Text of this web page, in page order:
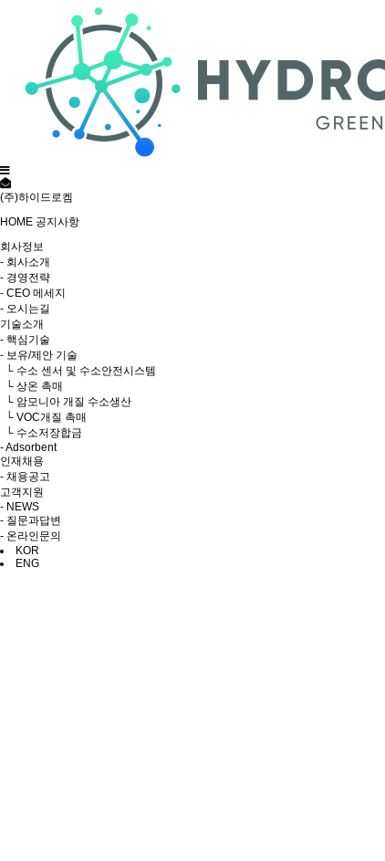
(주)하이드로켐
HOME 공지사항
회사정보
- 회사소개
- 경영전략
- CEO 메세지
- 오시는길
기술소개
- 핵심기술
- 보유/제안 기술
└ 수소 센서 및 수소안전시스템
└ 상온 촉매
└ 암모니아 개질 수소생산
└ VOC개질 촉매
└ 수소저장합금
- Adsorbent
인재채용
- 채용공고
고객지원
- NEWS
- 질문과답변
- 온라인문의
KOR
ENG